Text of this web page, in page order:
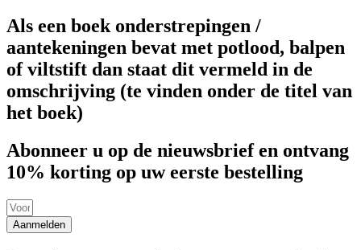
Als een boek onderstrepingen /
aantekeningen bevat met potlood, balpen
of viltstift dan staat dit vermeld in de
omschrijving (te vinden onder de titel van
het boek)
Abonneer u op de nieuwsbrief en ontvang
10% korting op uw eerste bestelling
Aanmelden